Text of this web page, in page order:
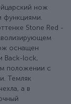
нож
функциями.
Stone Red -
оснащен
Back-lock,
положении с
Темляк
а в